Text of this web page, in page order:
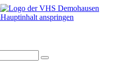
Hauptinhalt anspringen